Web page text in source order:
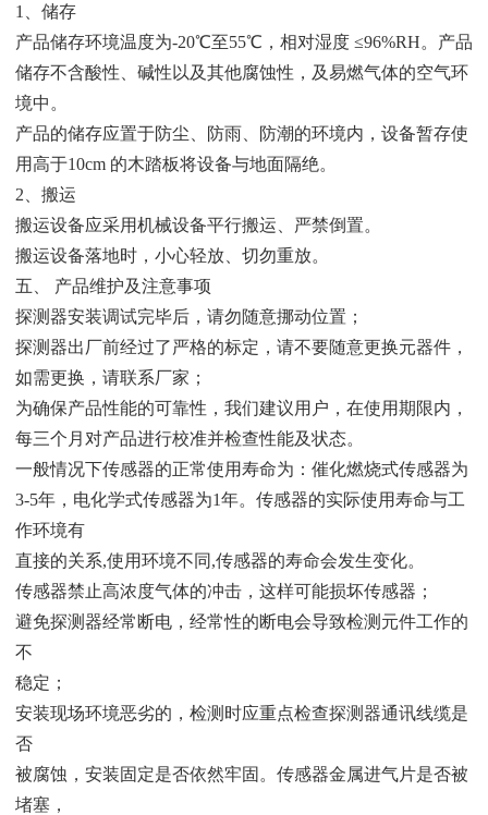
1、储存
产品储存环境温度为-20℃至55℃，相对湿度 ≤96%RH。产品
储存不含酸性、碱性以及其他腐蚀性，及易燃气体的空气环
境中。
产品的储存应置于防尘、防雨、防潮的环境内，设备暂存使
用高于10cm 的木踏板将设备与地面隔绝。
2、搬运
搬运设备应采用机械设备平行搬运、严禁倒置。
搬运设备落地时，小心轻放、切勿重放。
五、 产品维护及注意事项
探测器安装调试完毕后，请勿随意挪动位置；
探测器出厂前经过了严格的标定，请不要随意更换元器件，
如需更换，请联系厂家；
为确保产品性能的可靠性，我们建议用户，在使用期限内，
每三个月对产品进行校准并检查性能及状态。
一般情况下传感器的正常使用寿命为：催化燃烧式传感器为
3-5年，电化学式传感器为1年。传感器的实际使用寿命与工
作环境有
直接的关系,使用环境不同,传感器的寿命会发生变化。
传感器禁止高浓度气体的冲击，这样可能损坏传感器；
避免探测器经常断电，经常性的断电会导致检测元件工作的
不
稳定；
安装现场环境恶劣的，检测时应重点检查探测器通讯线缆是
否
被腐蚀，安装固定是否依然牢固。传感器金属进气片是否被
堵塞，